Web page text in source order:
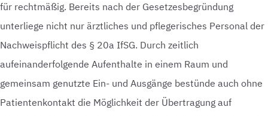
für rechtmäßig. Bereits nach der Gesetzesbegründung
unterliege nicht nur ärztliches und pflegerisches Personal der
Nachweispflicht des § 20a IfSG. Durch zeitlich
aufeinanderfolgende Aufenthalte in einem Raum und
gemeinsam genutzte Ein- und Ausgänge bestünde auch ohne
Patientenkontakt die Möglichkeit der Übertragung auf